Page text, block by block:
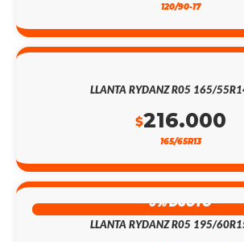
120/90-17
LLANTA RYDANZ R05 165/
$216.000
165/65R13
9% DSCTO
LLANTA RYDANZ R05 195/